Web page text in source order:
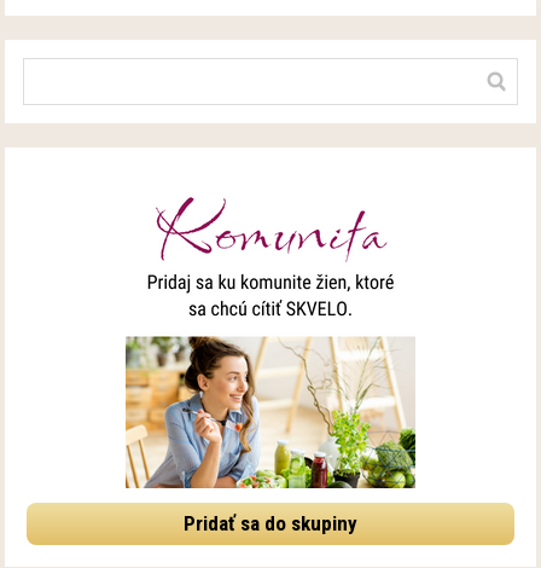
Pridať sa do skupiny